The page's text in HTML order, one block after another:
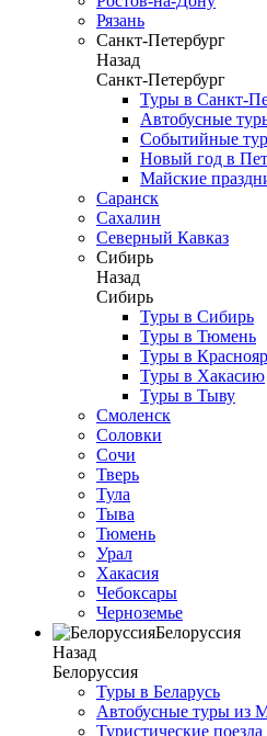
Рязань
Санкт-Петербург
Назад
Санкт-Петербург
Туры в Санкт-
Автобусные
Событийные
Новый год в
Майские
Саранск
Сахалин
Северный Кавказ
Сибирь
Назад
Сибирь
Туры в Сибирь
Туры в Тюмень
Туры в
Туры в Хакасию
Туры в Тыву
Смоленск
Соловки
Сочи
Тверь
Тула
Тыва
Тюмень
Урал
Хакасия
Чебоксары
Черноземье
Белоруссия
Назад
Белоруссия
Туры в Беларусь
Автобусные туры из
Туристические поезда